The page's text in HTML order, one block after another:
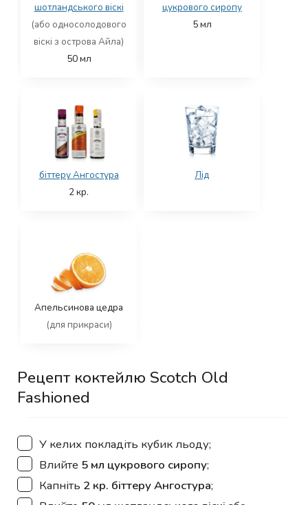
шотландського віскі
(або односолодового
віскі з острова Айла)
50мл
цукрового сиропу
5мл
біттеру Ангостура
2кр.
Лід
Апельсинова цедра
(для прикраси)
Рецепт коктейлю Scotch Old
Fashioned
▢
У келих покладіть кубик льоду;
▢
Влийте 5 мл цукрового сиропу;
▢
Капніть 2 кр. біттеру Ангостура;
▢